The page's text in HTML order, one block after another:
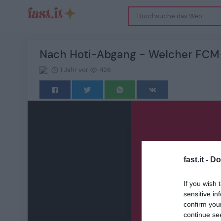
fast.it -
If you wish
sensitive
confirm
continue
Nach Hoti-Abgang - Welcher
1 Jahr vor 426